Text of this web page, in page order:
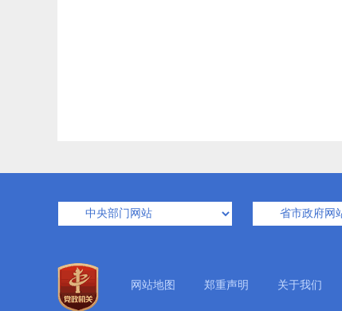
网站地图 郑重声明 关于我们